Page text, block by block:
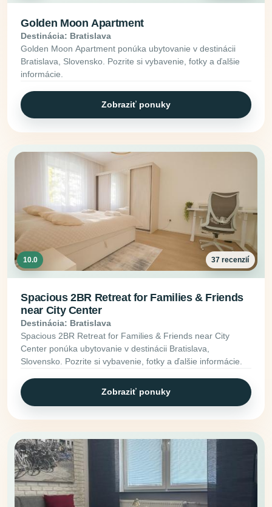
Golden Moon Apartment
Destinácia: Bratislava
Golden Moon Apartment ponúka ubytovanie v destinácii
Bratislava, Slovensko. Pozrite si vybavenie, fotky a ďalšie
informácie.
Zobraziť ponuky
10.0 37 recenzií
Spacious 2BR Retreat for Families & Friends
near City Center
Destinácia: Bratislava
Spacious 2BR Retreat for Families & Friends near City
Center ponúka ubytovanie v destinácii Bratislava,
Slovensko. Pozrite si vybavenie, fotky a ďalšie informácie.
Zobraziť ponuky